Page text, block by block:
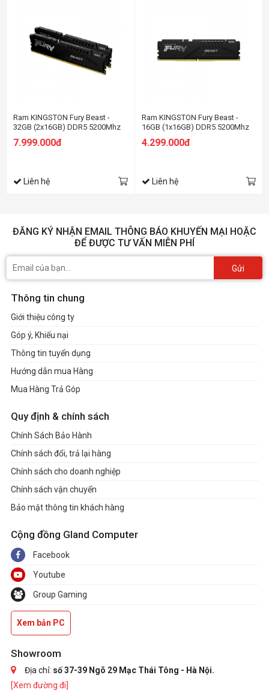
Ram KINGSTON Fury Beast -
32GB (2x16GB) DDR5 5200Mhz
7.999.000đ
Liên hệ
Ram KINGSTON Fury Beast -
16GB (1x16GB) DDR5 5200Mhz
4.299.000đ
Liên hệ
ĐĂNG KÝ NHẬN EMAIL THÔNG BÁO KHUYẾN MẠI HOẶC
ĐỂ ĐƯỢC TƯ VẤN MIỄN PHÍ
Gửi
Thông tin chung
Giới thiệu công ty
Góp ý, Khiếu nại
Thông tin tuyển dụng
Hướng dẫn mua Hàng
Mua Hàng Trả Góp
Quy định & chính sách
Chính Sách Bảo Hành
Chính sách đổi, trả lại hàng
Chính sách cho doanh nghiệp
Chính sách vận chuyển
Bảo mật thông tin khách hàng
Cộng đồng Gland Computer
Facebook
Youtube
Group Gaming
Xem bản PC
Showroom
Địa chỉ: số 37-39 Ngõ 29 Mạc Thái Tông - Hà Nội.
[Xem đường đi]